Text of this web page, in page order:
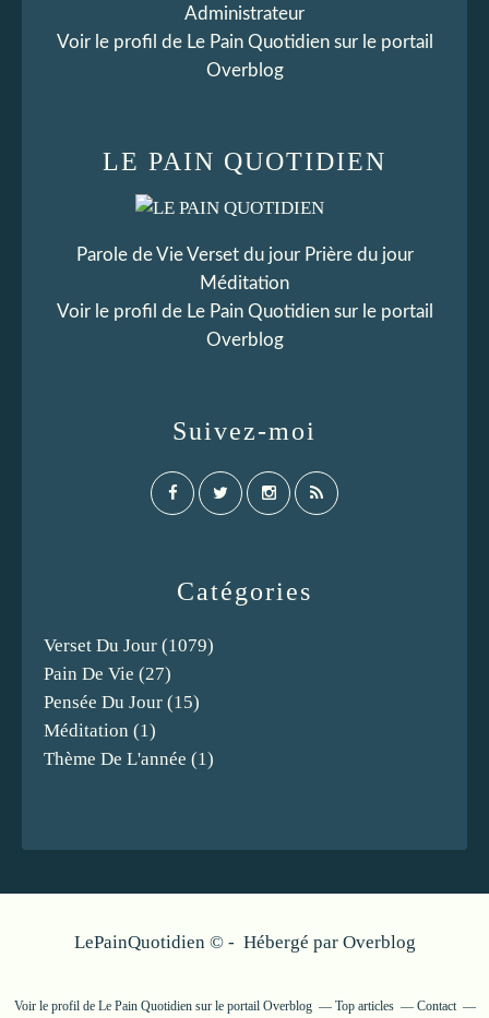
Catégories
Verset Du Jour (1079)
Pain De Vie (27)
Pensée Du Jour (15)
Méditation (1)
Thème De L'année (1)
LE PAIN QUOTIDIEN
Parole de Vie Verset du jour Prière du jour
Méditation
Voir le profil de Le Pain Quotidiensur le portail
Overblog
Suivez-moi
Administrateur
Voir le profil de Le Pain Quotidiensur le portail
Overblog
LePainQuotidien © - Hébergé par Overblog
Voir le profil de Le Pain Quotidiensur le portail Overblog Top articles Contact